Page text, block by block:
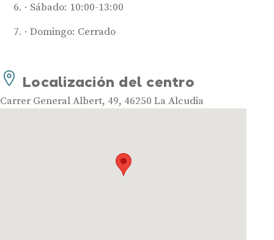
Sábado: 10:00-13:00
Domingo: Cerrado
Localización del centro
Carrer General Albert, 49, 46250 La Alcudia
Mejores marcas de audífonos
Tipos de audífonos para la sordera
Audífonos bluetooth
Audífonos inteligentes
Gafas auditivas